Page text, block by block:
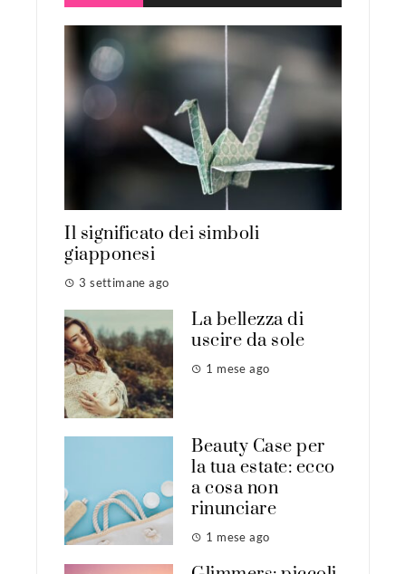
Il significato dei simboli
giapponesi
3 settimane ago
La bellezza di
uscire da sole
1 mese ago
Beauty Case per
la tua estate: ecco
a cosa non
rinunciare
1 mese ago